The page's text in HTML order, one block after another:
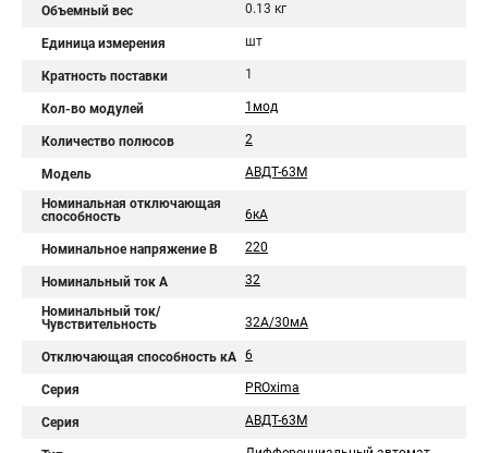
Объемный вес 0.13 кг
Единица измерения шт
Кратность поставки 1
Кол-во модулей 1мод
Количество полюсов 2
Модель АВДТ-63М
Номинальная отключающая
способность
6кА
Номинальное напряжение В 220
Номинальный ток A 32
Номинальный ток/
Чувствительность
32А/30мА
Отключающая способность кА 6
Серия PROxima
Серия АВДТ-63М